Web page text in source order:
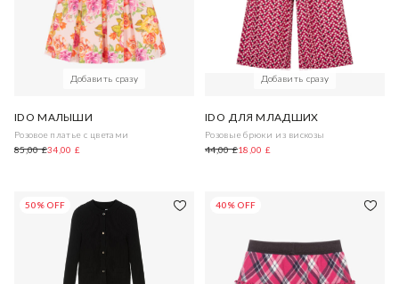
Добавить сразу
IDO МАЛЫШИ
Розовое платье с цветами
85,00 £34,00 £
Добавить сразу
IDO ДЛЯ МЛАДШИХ
Розовые брюки из вискозы
44,00 £18,00 £
50% OFF 40% OFF